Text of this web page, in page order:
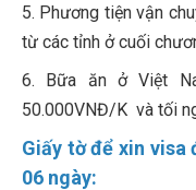
5. Phương tiện vận
từ các tỉnh ở cuối
6. Bữa ăn ở Việt
50.000VNĐ/K và tối
Giấy tờ để xin visa
06 ngày: